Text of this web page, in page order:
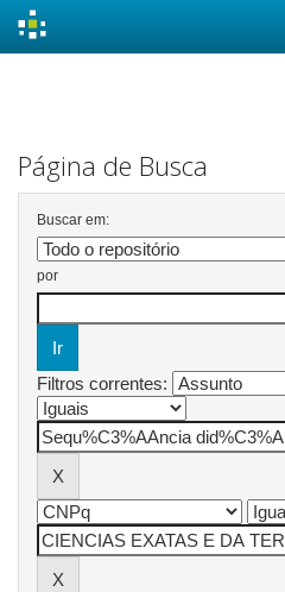
Página de Busca
Buscar em:
por
Filtros correntes: